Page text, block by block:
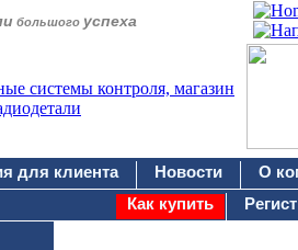
большого успеха
для клиента Новости
О
Как купить